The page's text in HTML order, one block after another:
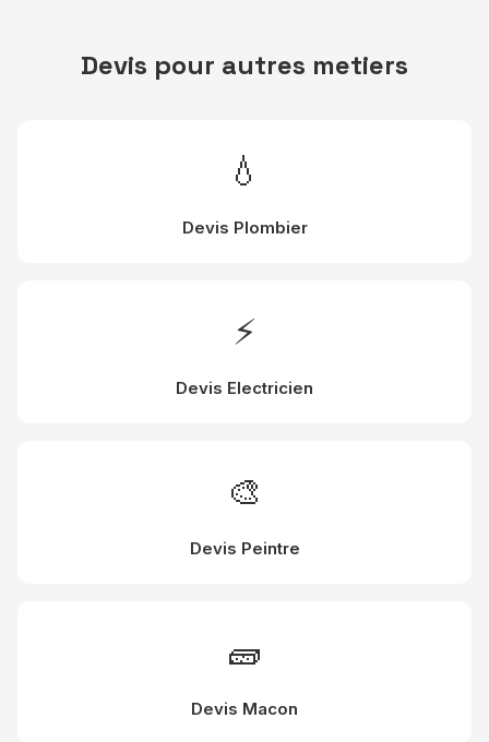
Devis pour autres metiers
💧
Devis Plombier
⚡
Devis Electricien
🎨
Devis Peintre
🧱
Devis Macon